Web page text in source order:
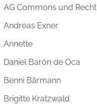
AG Commons und Recht
Andreas Exner
Annette
Daniel Barón de Oca
Benni Bärmann
Brigitte Kratzwald